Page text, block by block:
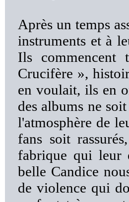
Après un temps
instruments et à
Ils
Crucifère »,
en voulait, ils en
des albums ne
l'atmosphère de
fans soit
fabrique qui leur
belle Candice
de violence qui